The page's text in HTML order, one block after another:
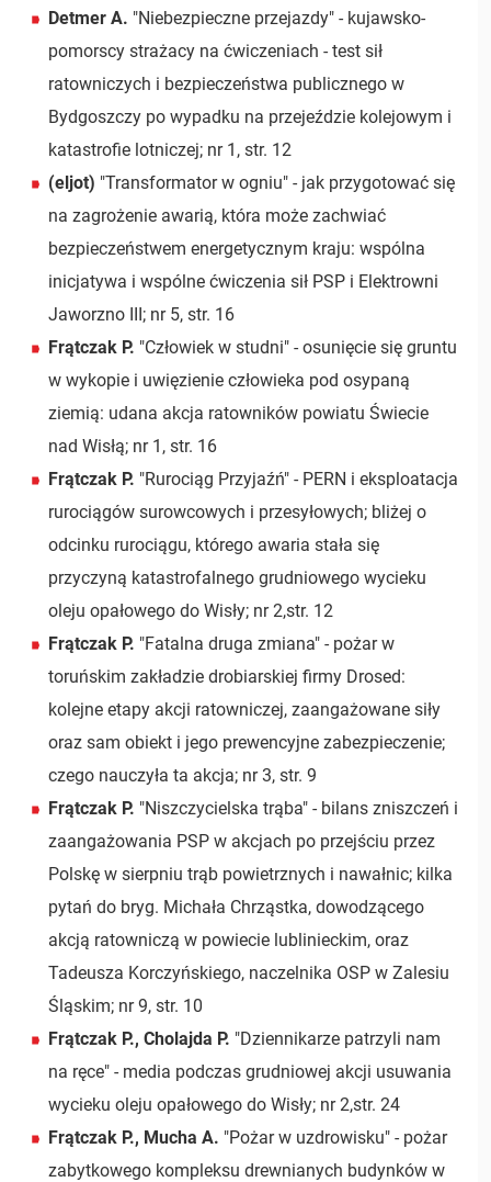
Detmer A. "Niebezpieczne przejazdy" - kujawsko-
pomorscy strażacy na ćwiczeniach - test sił
ratowniczych i bezpieczeństwa publicznego w
Bydgoszczy po wypadku na przejeździe kolejowym i
katastrofie lotniczej; nr 1, str. 12
(eljot) "Transformator w ogniu" - jak przygotować się
na zagrożenie awarią, która może zachwiać
bezpieczeństwem energetycznym kraju: wspólna
inicjatywa i wspólne ćwiczenia sił PSP i Elektrowni
Jaworzno III; nr 5, str. 16
Frątczak P. "Człowiek w studni" - osunięcie się gruntu
w wykopie i uwięzienie człowieka pod osypaną
ziemią: udana akcja ratowników powiatu Świecie
nad Wisłą; nr 1, str. 16
Frątczak P. "Rurociąg Przyjaźń" - PERN i eksploatacja
rurociągów surowcowych i przesyłowych; bliżej o
odcinku rurociągu, którego awaria stała się
przyczyną katastrofalnego grudniowego wycieku
oleju opałowego do Wisły; nr 2,str. 12
Frątczak P. "Fatalna druga zmiana" - pożar w
toruńskim zakładzie drobiarskiej firmy Drosed:
kolejne etapy akcji ratowniczej, zaangażowane siły
oraz sam obiekt i jego prewencyjne zabezpieczenie;
czego nauczyła ta akcja; nr 3, str. 9
Frątczak P. "Niszczycielska trąba" - bilans zniszczeń i
zaangażowania PSP w akcjach po przejściu przez
Polskę w sierpniu trąb powietrznych i nawałnic; kilka
pytań do bryg. Michała Chrząstka, dowodzącego
akcją ratowniczą w powiecie lublinieckim, oraz
Tadeusza Korczyńskiego, naczelnika OSP w Zalesiu
Śląskim; nr 9, str. 10
Frątczak P., Cholajda P. "Dziennikarze patrzyli nam
na ręce" - media podczas grudniowej akcji usuwania
wycieku oleju opałowego do Wisły; nr 2,str. 24
Frątczak P., Mucha A. "Pożar w uzdrowisku" - pożar
zabytkowego kompleksu drewnianych budynków w